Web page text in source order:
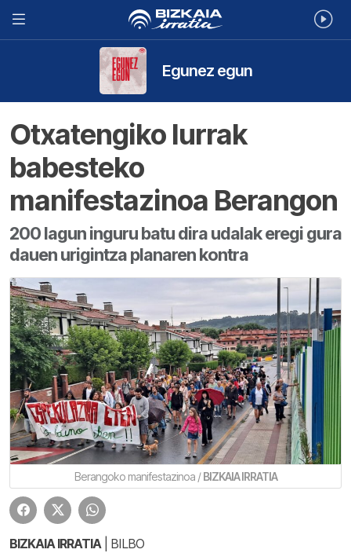
Egunez egun
Otxatengiko lurrak
babesteko
manifestazinoa Berangon
200 lagun inguru batu dira udalak eregi gura
dauen urigintza planaren kontra
Berangoko manifestazinoa /BIZKAIA IRRATIA
BIZKAIA IRRATIA| BILBO